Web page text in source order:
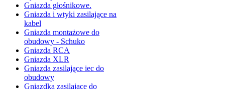
Gniazda głośnikowe.
Gniazda i wtyki zasilające na
kabel
Gniazda montażowe do
obudowy - Schuko
Gniazda RCA
Gniazda XLR
Gniazda zasilające iec do
obudowy
Gniazdka zasilające do